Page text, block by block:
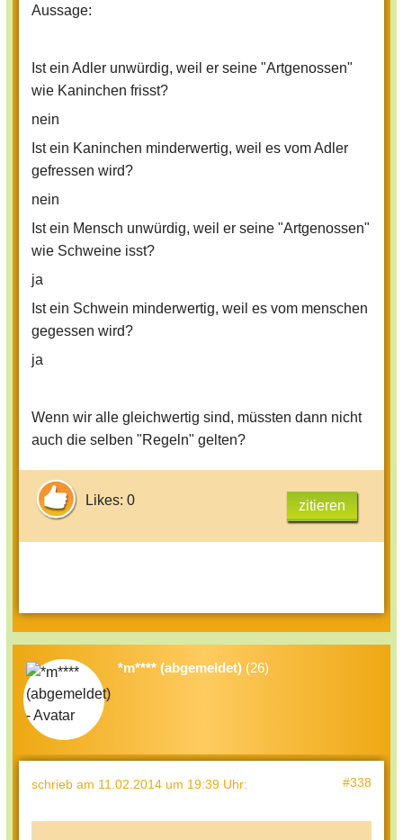
nicht so gemeint, dass ich mit ihnen rede
es so unwürdig, unsere "Artgenossen"
grausam zu schlachten und dann auch
haben. Wir können doch auch was
anderes essen.
Menschen, wenn er stirbt, oder??
Vielleicht habt ihr ja die gleiche Ansicht
mir aus, dass ich vollkommen verrückt
bin, ich nehme es euch nicht übel.
Aussage:
Ist ein Adler unwürdig, weil er seine "Artgenossen"
wie Kaninchen frisst?
nein
Ist ein Kaninchen minderwertig, weil es vom Adler
gefressen wird?
nein
Ist ein Mensch unwürdig, weil er seine "Artgenossen"
wie Schweine isst?
ja
Ist ein Schwein minderwertig, weil es vom menschen
gegessen wird?
ja
Wenn wir alle gleichwertig sind, müssten dann nicht
auch die selben "Regeln" gelten?
Likes: 0 zitieren
*m**** (abgemeldet) (26)
schrieb am 11.02.2014 um 19:39 Uhr: #338